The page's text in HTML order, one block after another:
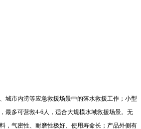
城市内涝等应急救援场景中的落水救援工作；小型
最多可营救4-6人，适合大规模水域救援场景。无
，气密性、耐磨性极好、使用寿命长；产品外侧有